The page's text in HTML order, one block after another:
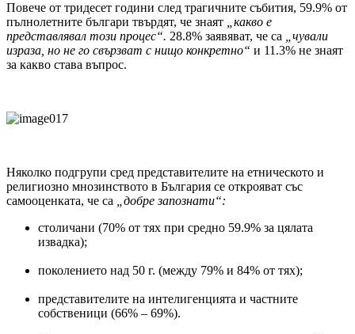
Повече от тридесет години след трагичните събития, 59.9% от
пълнолетните българи твърдят, че знаят
„какво е
представлявал този процес“. 28.8% заявяват, че са
„чували
израза, но не го свързват с нищо конкретно“ и 11.3% не знаят
за какво става въпрос.
Няколко подгрупи сред представителите на етническото и
религиозно мнозинството в България се открояват със
самооценката, че са
„добре запознати“:
столичани (70% от тях при средно 59.9% за цялата
извадка);
поколението над 50 г. (между 79% и 84% от тях);
представителите на интелигенцията и частните
собственици (66% – 69%).